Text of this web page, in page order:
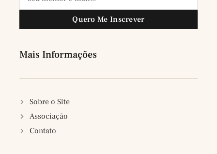
Quero Me Inscrever
Mais Informações
Sobre o Site
Associação
Contato